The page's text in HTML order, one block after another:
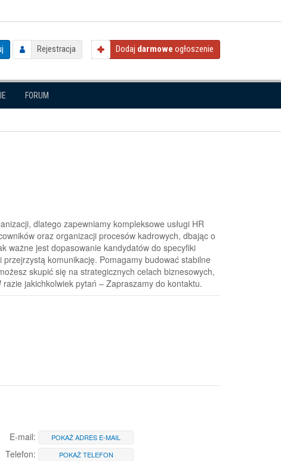
Rejestracja Dodaj darmowe ogłoszenie
FORUM
dlatego zapewniamy kompleksowe usługi HR
oraz organizacji procesów kadrowych, dbając o
ważne jest dopasowanie kandydatów do specyfiki
komunikację. Pomagamy budować stabilne
skupić się na strategicznych celach biznesowych,
jakichkolwiek pytań – Zapraszamy do kontaktu.
E-mail: POKAŻ ADRES E-MAIL
Telefon: POKAŻ TELEFON